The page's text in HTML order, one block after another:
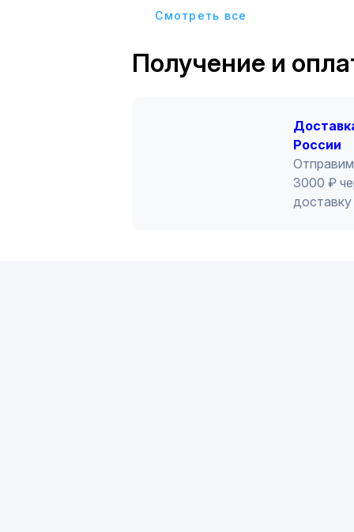
Cмотреть все
Получение и
России
3000 ₽